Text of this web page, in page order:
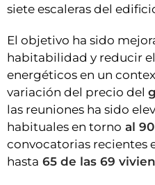
siete escaleras del
El objetivo ha sido
habitabilidad y reducir
energéticos en un
variación del precio del
las reuniones ha sido
habituales en torno al
convocatorias recientes
hasta 65 de las 69